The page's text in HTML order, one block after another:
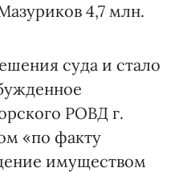
4,7 млн.
суда и стало
РОВД г.
«по факту
имуществом